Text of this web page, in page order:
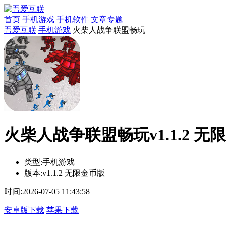
首页 手机游戏 手机软件 文章专题
吾爱互联 手机游戏 火柴人战争联盟畅玩
火柴人战争联盟畅玩v1.1.2 无
类型:手机游戏
版本:v1.1.2 无限金币版
时间:2026-07-05 11:43:58
安卓版下载 苹果下载